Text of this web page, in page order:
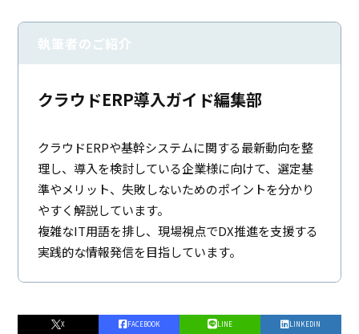
執筆者のご紹介
クラウドERP導入ガイド編集部
クラウドERPや基幹システムに関する最新動向を整
理し、導入を検討している企業様に向けて、選定基
準やメリット、失敗しないためのポイントを分かり
やすく解説しています。
複雑なIT用語を排し、現場視点でDX推進を支援する
実践的な情報発信を目指しています。
X FACEBOOK LINE LINKEDIN